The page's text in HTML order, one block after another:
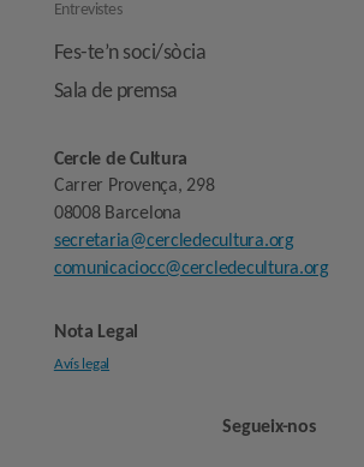
Entrevistes
Fes-te’n soci/sòcia
Sala de premsa
Cercle de Cultura
Carrer Provença, 298
08008 Barcelona
secretaria@cercledecultura.org
comunicaciocc@cercledecultura.org
Nota Legal
Avís legal
Segueix-nos